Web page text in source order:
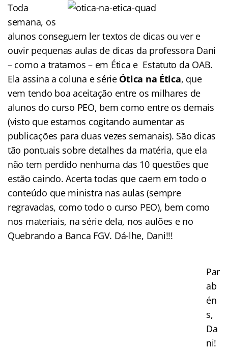
Toda
semana, os
alunos conseguem ler textos de dicas ou ver e
ouvir pequenas aulas de dicas da professora Dani
– como a tratamos – em Ética e Estatuto da OAB.
Ela assina a coluna e sérieÓtica na Ética, que
vem tendo boa aceitação entre os milhares de
alunos do curso PEO, bem como entre os demais
(visto que estamos cogitando aumentar as
publicações para duas vezes semanais). São dicas
tão pontuais sobre detalhes da matéria, que ela
não tem perdido nenhuma das 10 questões que
estão caindo. Acerta todas que caem em todo o
conteúdo que ministra nas aulas (sempre
regravadas, como todo o curso PEO), bem como
nos materiais, na série dela, nos aulões e no
Quebrando a Banca FGV. Dá-lhe, Dani!!!
Par
ab
én
s,
Da
ni!